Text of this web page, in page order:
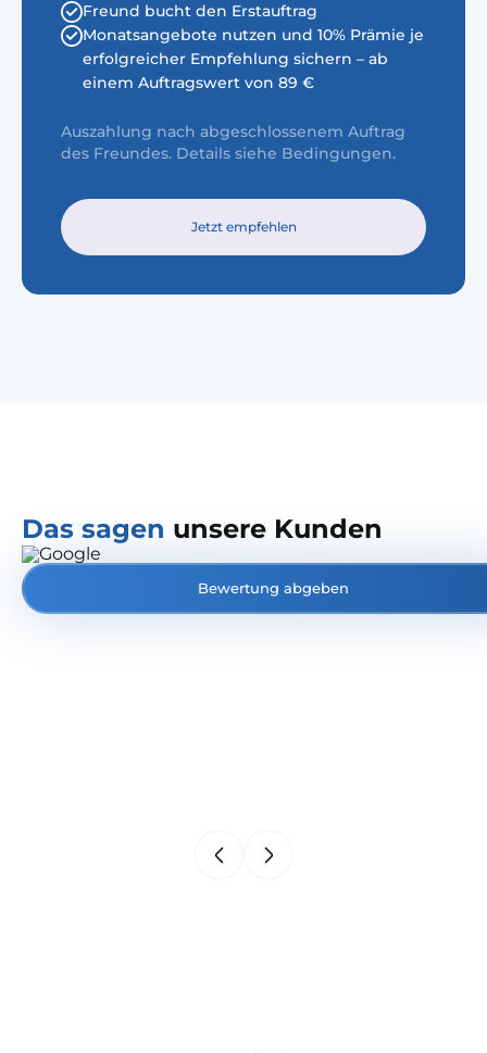
Freund bucht den Erstauftrag
Monatsangebote nutzen und 10% Prämie je
erfolgreicher Empfehlung sichern – ab
einem Auftragswert von 89 €
Auszahlung nach abgeschlossenem Auftrag
des Freundes. Details siehe Bedingungen.
Jetzt empfehlen
Das sagen unsere Kunden
Bewertung abgeben